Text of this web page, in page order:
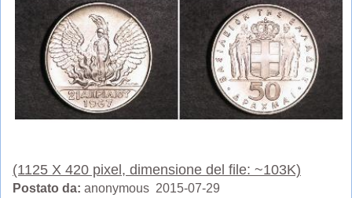
(1125 X 420 pixel, dimensione del file: ~103K)
Postato da: anonymous 2015-07-29